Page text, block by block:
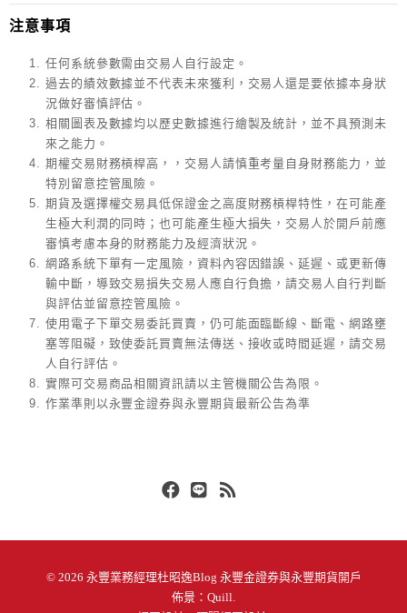
注意事項
任何系統參數需由交易人自行設定。
過去的績效數據並不代表未來獲利，交易人還是要依據本身狀
況做好審慎評估。
相關圖表及數據均以歷史數據進行繪製及統計，並不具預測未
來之能力。
期權交易財務槓桿高，，交易人請慎重考量自身財務能力，並
特別留意控管風險。
期貨及選擇權交易具低保證金之高度財務槓桿特性，在可能產
生極大利潤的同時；也可能產生極大損失，交易人於開戶前應
審慎考慮本身的財務能力及經濟狀況。
網路系統下單有一定風險，資料內容因錯誤、延遲、或更新傳
輸中斷，導致交易損失交易人應自行負擔，請交易人自行判斷
與評估並留意控管風險。
使用電子下單交易委託買賣，仍可能面臨斷線、斷電、網路壅
塞等阻礙，致使委託買賣無法傳送、接收或時間延遲，請交易
人自行評估。
實際可交易商品相關資訊請以主管機關公告為限。
作業準則以永豐金證券與永豐期貨最新公告為準
© 2026 永豐業務經理杜昭逸Blog 永豐金證券與永豐期貨開戶
佈景： Quill